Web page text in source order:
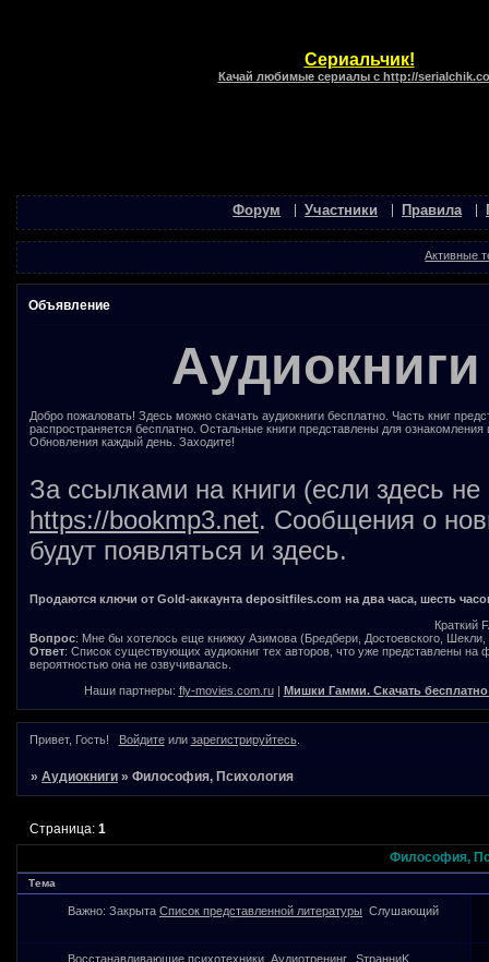
Сериальчик!
Качай любимые сериалы с http://
Форум Участники Правила
Активные
Объявление
Добро пожаловать! Здесь можно скачать аудиокниги бесплатно. Часть книг
распространяется бесплатно. Остальные книги представлены для
Обновления каждый день. Заходите!
За ссылками на книги (если здесь
https://bookmp3.net. Сообщения о
будут появляться и здесь.
Продаются ключи от Gold-аккаунта depositfiles.com на два часа, шесть
Краткий
Вопрос: Мне бы хотелось еще книжку Азимова (Бредбери, Достоевского, Шекли,
Ответ: Список существующих аудиокниг тех авторов, что уже представлены на
вероятностью она не озвучивалась.
Наши партнеры: fly-movies.com.ru| Мишки Гамми. Скачать
Привет, Гость! Войдитеили зарегистрируйтесь.
»Аудиокниги »Философия, Психология
Философия,
Страница:1
Тема
Важно: Закрыта Список представленной литературы Слушающий
Восстанавливающие психотехники. Аудиотренинг. SтранниK